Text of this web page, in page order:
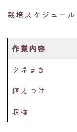
栽培スケジュール
作業内容
タネまき
植えつけ
収穫